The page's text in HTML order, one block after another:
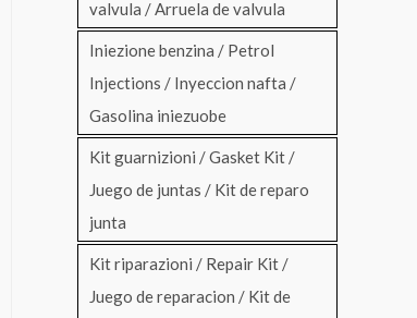
valvula / Arruela de valvula
Iniezione benzina / Petrol
Injections / Inyeccion nafta /
Gasolina iniezuobe
Kit guarnizioni / Gasket Kit /
Juego de juntas / Kit de reparo
junta
Kit riparazioni / Repair Kit /
Juego de reparacion / Kit de